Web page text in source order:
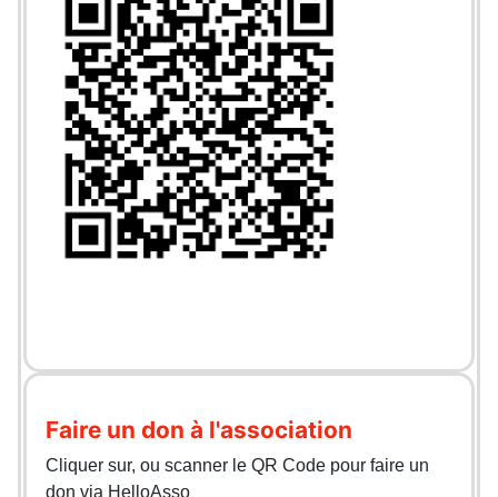
Faire un don à l'association
Cliquer sur, ou scanner le QR Code pour faire un
don via HelloAsso